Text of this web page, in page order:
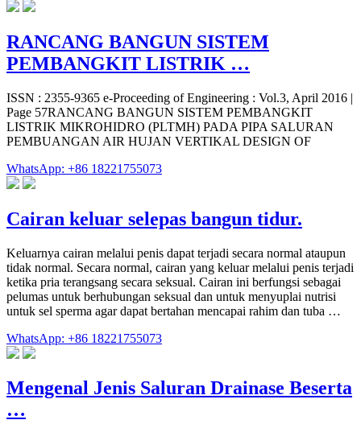
RANCANG BANGUN SISTEM
PEMBANGKIT LISTRIK …
ISSN : 2355-9365 e-Proceeding of Engineering : Vol.3, April 2016 |
Page 57RANCANG BANGUN SISTEM PEMBANGKIT
LISTRIK MIKROHIDRO (PLTMH) PADA PIPA SALURAN
PEMBUANGAN AIR HUJAN VERTIKAL DESIGN OF
WhatsApp: +86 18221755073
Cairan keluar selepas bangun tidur.
Keluarnya cairan melalui penis dapat terjadi secara normal ataupun
tidak normal. Secara normal, cairan yang keluar melalui penis terjadi
ketika pria terangsang secara seksual. Cairan ini berfungsi sebagai
pelumas untuk berhubungan seksual dan untuk menyuplai nutrisi
untuk sel sperma agar dapat bertahan mencapai rahim dan tuba …
WhatsApp: +86 18221755073
Mengenal Jenis Saluran Drainase Beserta
…